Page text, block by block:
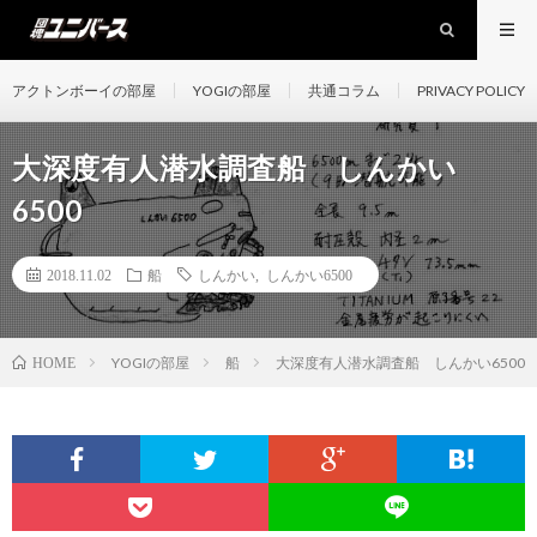
アクトンボーイの部屋 YOGIの部屋 共通コラム PRIVACY POLICY
大深度有人潜水調査船 しんかい
6500
2018.11.02 船 しんかい しんかい6500
HOME YOGIの部屋 船 大深度有人潜水調査船 しんかい6500